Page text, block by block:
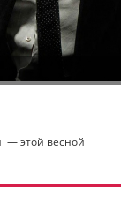
— этой весной